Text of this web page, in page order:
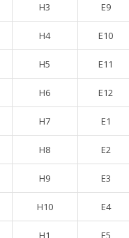
H3 E9
H4 E10
H5 E11
H6 E12
H7 E1
H8 E2
H9 E3
H10 E4
H1 E5